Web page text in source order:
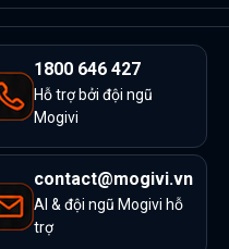
1800 646 427
Hỗ trợ bởi đội ngũ
Mogivi
contact@mogivi.vn
AI & đội ngũ Mogivi hỗ
trợ